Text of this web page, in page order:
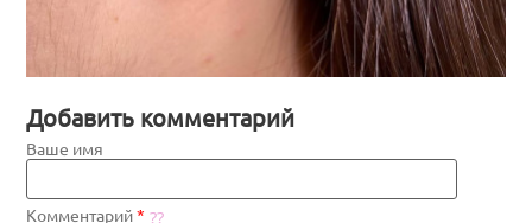
Добавить комментарий
Ваше имя
Комментарий*